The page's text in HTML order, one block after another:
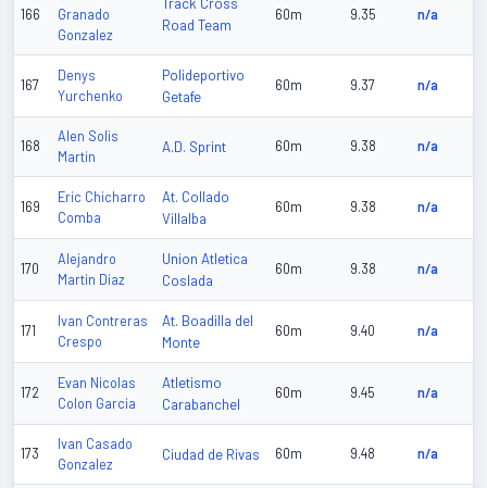
166
Granado
Gonzalez
Track Cross
Road Team
60m 9.35 n/a
167
Denys
Yurchenko
Polideportivo
Getafe
60m 9.37 n/a
168
Alen Solis
Martin
A.D. Sprint 60m 9.38 n/a
169
Eric Chicharro
Comba
At. Collado
Villalba
60m 9.38 n/a
170
Alejandro
Martin Diaz
Union Atletica
Coslada
60m 9.38 n/a
171
Ivan Contreras
Crespo
At. Boadilla del
Monte
60m 9.40 n/a
172
Evan Nicolas
Colon Garcia
Atletismo
Carabanchel
60m 9.45 n/a
173
Ivan Casado
Gonzalez
Ciudad de Rivas 60m 9.48 n/a